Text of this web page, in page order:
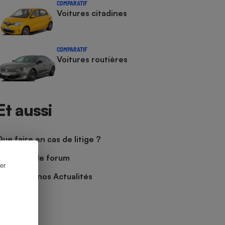
COMPARATIF
Voitures citadines
COMPARATIF
Voitures routières
aussi
faire en cas de litige ?
Découvrir le forum
Consulter nos Actualités